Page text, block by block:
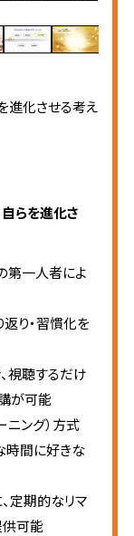
進化させる考え
らを進化さ
第一人者によ
り・習慣化を
視聴するだけ
が可能
ニング）方式
時間に好きな
定期的なリマ
供可能